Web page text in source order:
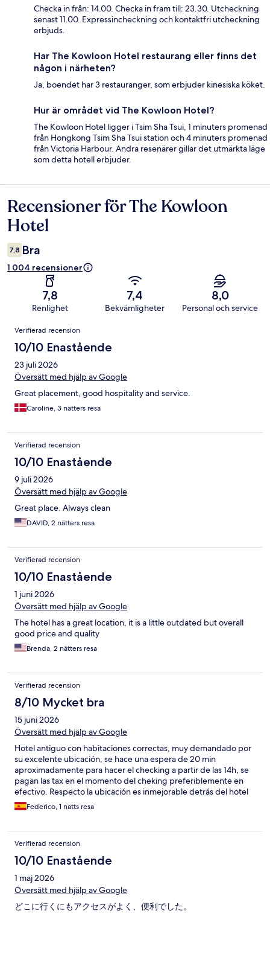
Checka in från: 14.00. Checka in fram till: 23.30. Utcheckning
senast 11.00. Expressincheckning och kontaktfri utcheckning
erbjuds.
Har The Kowloon Hotel restaurang eller finns det
någon i närheten?
Ja, boendet har 3 restauranger, som erbjuder kinesiska köket.
Hur är området vid The Kowloon Hotel?
The Kowloon Hotel ligger i Tsim Sha Tsui, 1 minuters promenad
från Hongkong Tsim Sha Tsui station och 4 minuters promenad
från Victoria Harbour. Andra resenärer gillar det utmärkta läge
som detta hotell erbjuder.
Recensioner
Recensioner för The Kowloon
Hotel
7,8 Bra
1 004 recensioner
7,8
Renlighet
7,4
Bekvämligheter
8,0
Personal och service
Recensioner
Verifierad recension
10/10 Enastående
23 juli 2026
Översätt med hjälp av Google
Great placement, good hospitality and service.
Caroline, 3 nätters resa
Verifierad recension
10/10 Enastående
9 juli 2026
Översätt med hjälp av Google
Great place. Always clean
DAVID, 2 nätters resa
Verifierad recension
10/10 Enastående
1 juni 2026
Översätt med hjälp av Google
The hotel has a great location, it is a little outdated but overall
good price and quality
Brenda, 2 nätters resa
Verifierad recension
8/10 Mycket bra
15 juni 2026
Översätt med hjälp av Google
Hotel antiguo con habitaciones correctas, muy demandado por
su excelente ubicación, se hace una espera de 20 min
aproximadamente para hacer el checking a partir de las 14h, se
pagan las tax en el momento del cheking preferiblemente en
efectivo. Respecto la ubicación es inmejorable detrás del hotel
península
Federico, 1 natts resa
Verifierad recension
10/10 Enastående
1 maj 2026
Översätt med hjälp av Google
どこに行くにもアクセスがよく、便利でした。